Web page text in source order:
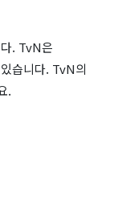
. TvN은
습니다. TvN의
.